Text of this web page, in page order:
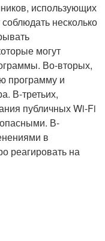
использующих
несколько
могут
Во-вторых,
программу и
В-третьих,
публичных Wi-Fi
В-
в
реагировать на